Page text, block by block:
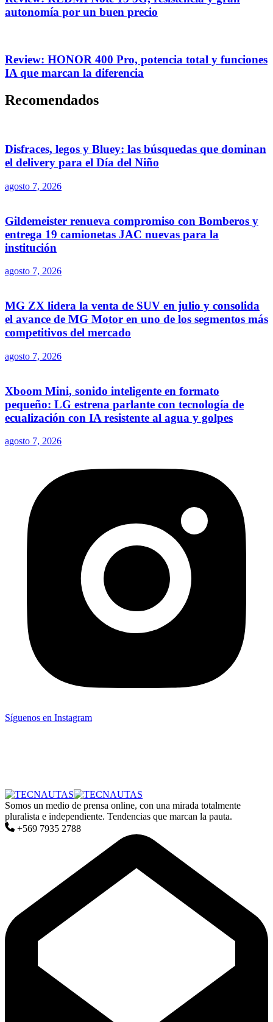
autonomía por un buen precio
Review: HONOR 400 Pro, potencia total y funciones
IA que marcan la diferencia
Recomendados
Disfraces, legos y Bluey: las búsquedas que dominan
el delivery para el Día del Niño
agosto 7, 2026
Gildemeister renueva compromiso con Bomberos y
entrega 19 camionetas JAC nuevas para la
institución
agosto 7, 2026
MG ZX lidera la venta de SUV en julio y consolida
el avance de MG Motor en uno de los segmentos más
competitivos del mercado
agosto 7, 2026
Xboom Mini, sonido inteligente en formato
pequeño: LG estrena parlante con tecnología de
ecualización con IA resistente al agua y golpes
agosto 7, 2026
Síguenos en Instagram
Somos un medio de prensa online, con una mirada totalmente
pluralista e independiente. Tendencias que marcan la pauta.
+569 7935 2788